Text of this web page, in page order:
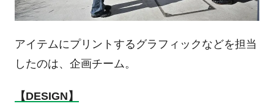
アイテムにプリントするグラフィックなどを担当
したのは、企画チーム。
【DESIGN】